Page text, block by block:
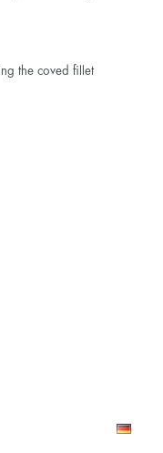
the coved fillet